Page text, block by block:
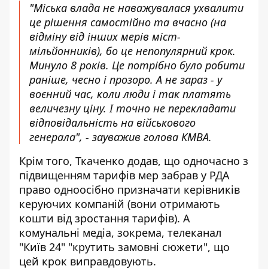
"Міська влада не наважувалася ухвалити
це рішення самостійно та вчасно (на
відміну від інших мерів міст-
мільйонників), бо це непопулярний крок.
Минуло 8 років. Це потрібно було робити
раніше, чесно і прозоро. А не зараз - у
воєнний час, коли люди і так платять
величезну ціну. І точно не перекладати
відповідальність на військового
генерала", - зауважив голова КМВА.
Крім того, Ткаченко додав, що одночасно з
підвищенням тарифів мер забрав у РДА
право одноосібно призначати керівників
керуючих компаній (вони отримають
кошти від зростання тарифів). А
комунальні медіа, зокрема, телеканал
"Київ 24" "крутить замовні сюжети", що
цей крок виправдовують.